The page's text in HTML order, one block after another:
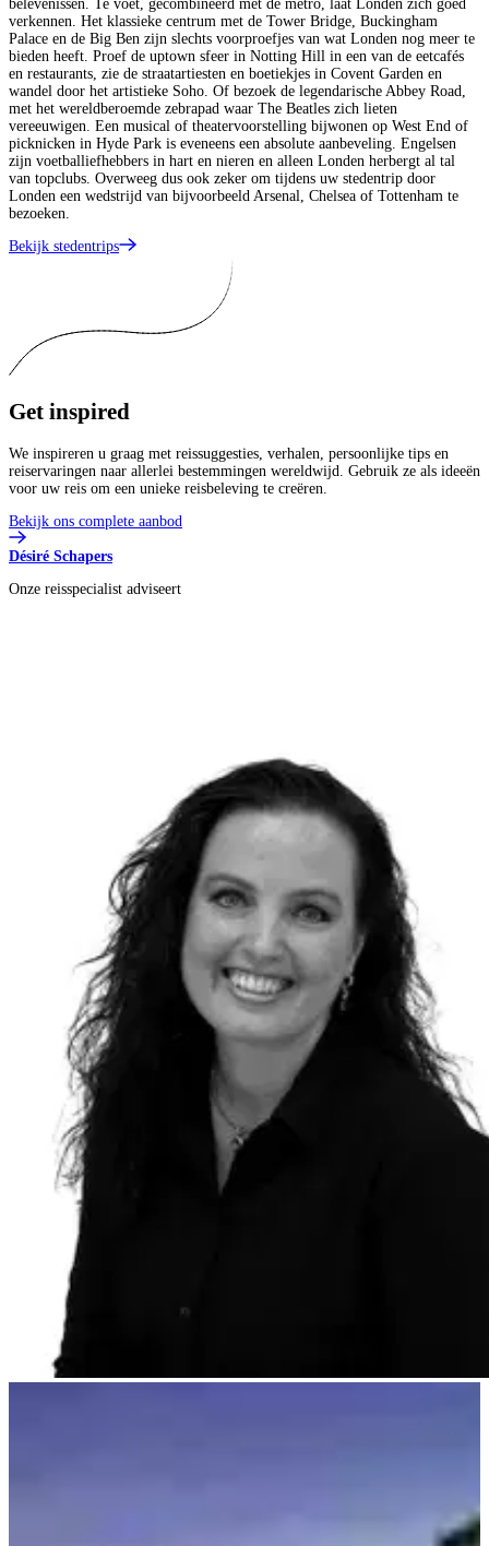
belevenissen. Te voet, gecombineerd met de metro, laat Londen zich goed
verkennen. Het klassieke centrum met de Tower Bridge, Buckingham
Palace en de Big Ben zijn slechts voorproefjes van wat Londen nog meer te
bieden heeft. Proef de uptown sfeer in Notting Hill in een van de eetcafés
en restaurants, zie de straatartiesten en boetiekjes in Covent Garden en
wandel door het artistieke Soho. Of bezoek de legendarische Abbey Road,
met het wereldberoemde zebrapad waar The Beatles zich lieten
vereeuwigen. Een musical of theatervoorstelling bijwonen op West End of
picknicken in Hyde Park is eveneens een absolute aanbeveling. Engelsen
zijn voetballiefhebbers in hart en nieren en alleen Londen herbergt al tal
van topclubs. Overweeg dus ook zeker om tijdens uw stedentrip door
Londen een wedstrijd van bijvoorbeeld Arsenal, Chelsea of Tottenham te
bezoeken.
Bekijk stedentrips
Get inspired
We inspireren u graag met reissuggesties, verhalen, persoonlijke tips en
reiservaringen naar allerlei bestemmingen wereldwijd. Gebruik ze als ideeën
voor uw reis om een unieke reisbeleving te creëren.
Bekijk ons complete aanbod
Désiré Schapers
Onze reisspecialist adviseert